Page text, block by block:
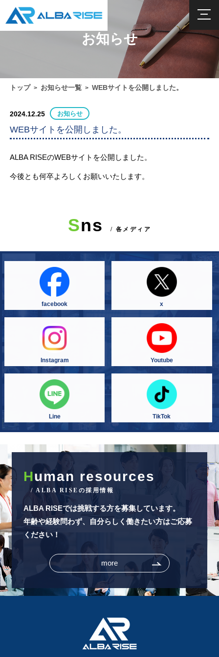
お知らせ
トップ > お知らせ一覧 > WEBサイトを公開しました。
2024.12.25 お知らせ
WEBサイトを公開しました。
ALBA RISEのWEBサイトを公開しました。
今後とも何卒よろしくお願いいたします。
Sns / 各メディア
facebook x
Instagram Youtube
Line TikTok
Human resources
/ ALBA RISEの採用情報
ALBA RISEでは挑戦する方を募集しています。
年齢や経験問わず、自分らしく働きたい方はご応募
ください！
more